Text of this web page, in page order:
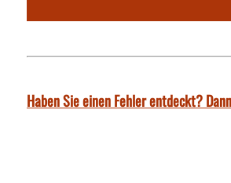
Haben Sie einen Fehler entdeckt?